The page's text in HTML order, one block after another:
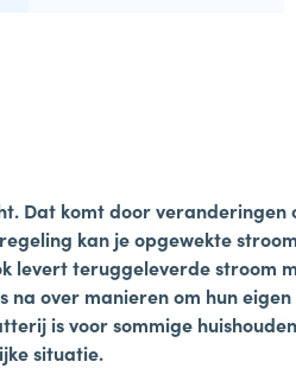
Dat komt door veranderingen
kan je opgewekte
levert teruggeleverde stroom
na over manieren om hun
is voor sommige
situatie.